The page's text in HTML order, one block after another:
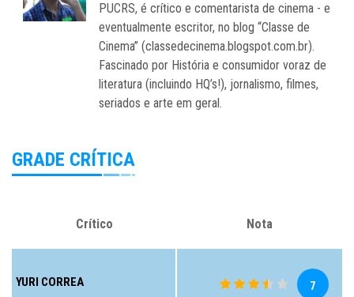
PUCRS, é crítico e comentarista de cinema - e
eventualmente escritor, no blog “Classe de
Cinema” (classedecinema.blogspot.com.br).
Fascinado por História e consumidor voraz de
literatura (incluindo HQ’s!), jornalismo, filmes,
seriados e arte em geral.
GRADE CRÍTICA
Crítico Nota
YURI CORREA 7